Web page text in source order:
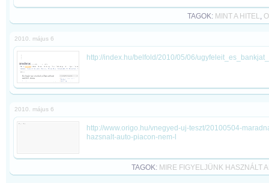
TAGOK: MINT A HITEL,
2010. május 6
http://index.hu/belfold/2010/05/06/
2010. május 6
http://www.origo.hu/vnegyed-uj-teszt/20100504-
hazsnalt-auto-piacon-nem-l
TAGOK: MIRE FIGYELJÜNK HASZNÁLT